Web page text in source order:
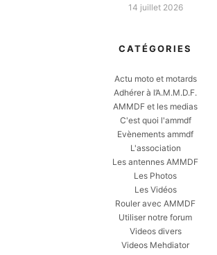
14 juillet 2026
CATÉGORIES
Actu moto et motards
Adhérer à l’A.M.M.D.F.
AMMDF et les medias
C'est quoi l'ammdf
Evènements ammdf
L'association
Les antennes AMMDF
Les Photos
Les Vidéos
Rouler avec AMMDF
Utiliser notre forum
Videos divers
Videos Mehdiator